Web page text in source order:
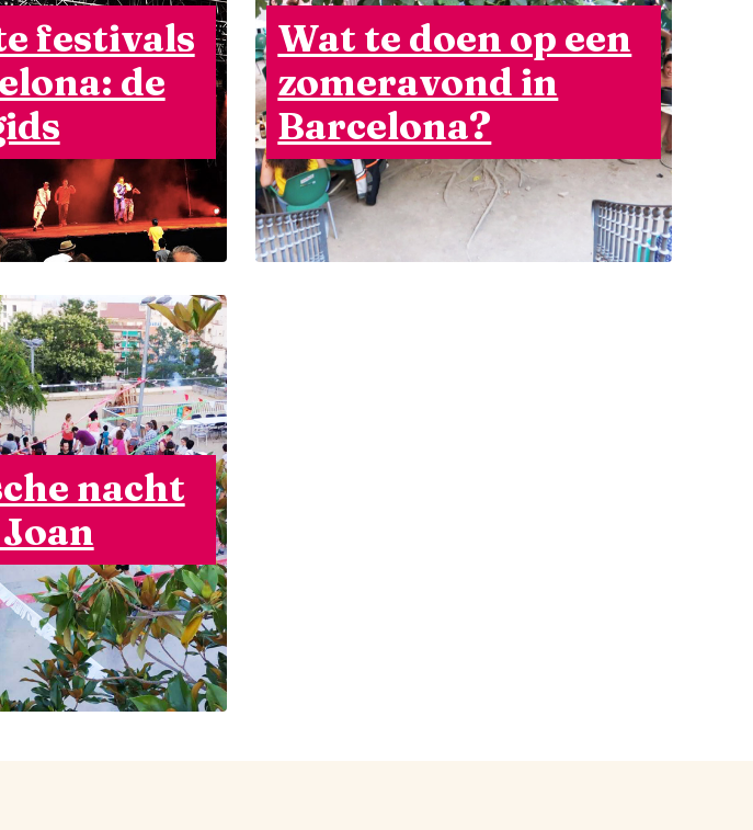
festivals
de
Wat te doen op een
zomeravond in
Barcelona?
nacht